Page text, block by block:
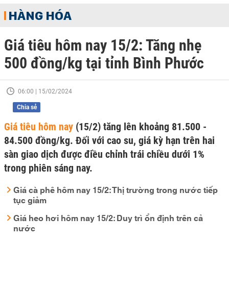
HÀNG HÓA
Giá tiêu hôm nay 15/2: Tăng nhẹ
500 đồng/kg tại tỉnh Bình Phước
06:00 | 15/02/2024
Chia sẻ
Giá tiêu hôm nay (15/2) tăng lên khoảng 81.500 -
84.500 đồng/kg. Đối với cao su, giá kỳ hạn trên hai
sàn giao dịch được điều chỉnh trái chiều dưới 1%
trong phiên sáng nay.
Giá cà phê hôm nay 15/2: Thị trường trong nước tiếp
tục giảm
Giá heo hơi hôm nay 15/2: Duy trì ổn định trên cả
nước